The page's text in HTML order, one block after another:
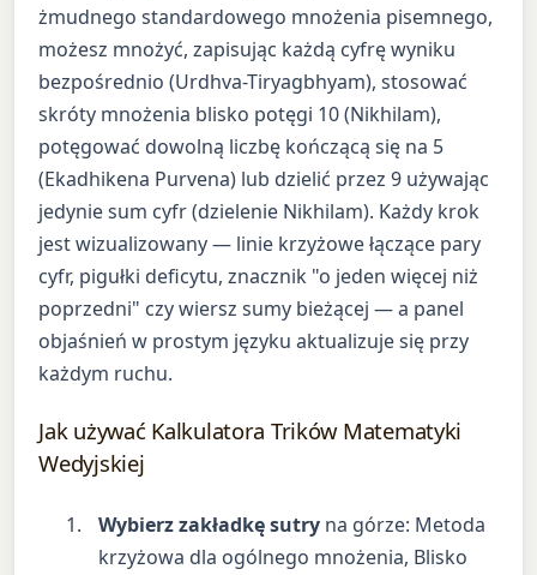
żmudnego standardowego mnożenia pisemnego,
możesz mnożyć, zapisując każdą cyfrę wyniku
bezpośrednio (Urdhva-Tiryagbhyam), stosować
skróty mnożenia blisko potęgi 10 (Nikhilam),
potęgować dowolną liczbę kończącą się na 5
(Ekadhikena Purvena) lub dzielić przez 9 używając
jedynie sum cyfr (dzielenie Nikhilam). Każdy krok
jest wizualizowany — linie krzyżowe łączące pary
cyfr, pigułki deficytu, znacznik "o jeden więcej niż
poprzedni" czy wiersz sumy bieżącej — a panel
objaśnień w prostym języku aktualizuje się przy
każdym ruchu.
Jak używać Kalkulatora Trików Matematyki
Wedyjskiej
Wybierz zakładkę sutry na górze: Metoda
krzyżowa dla ogólnego mnożenia, Blisko